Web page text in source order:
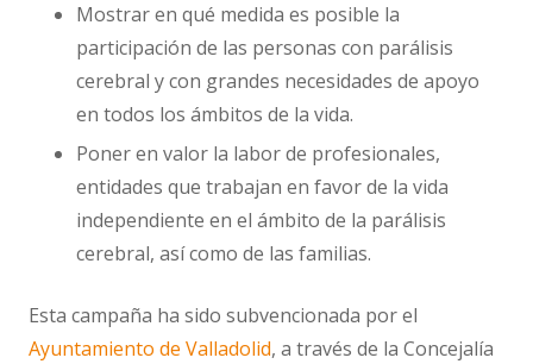
Mostrar en qué medida es posible la
participación de las personas con parálisis
cerebral y con grandes necesidades de apoyo
en todos los ámbitos de la vida.
Poner en valor la labor de profesionales,
entidades que trabajan en favor de la vida
independiente en el ámbito de la parálisis
cerebral, así como de las familias.
Esta campaña ha sido subvencionada por el
Ayuntamiento de Valladolid, a través de la Concejalía